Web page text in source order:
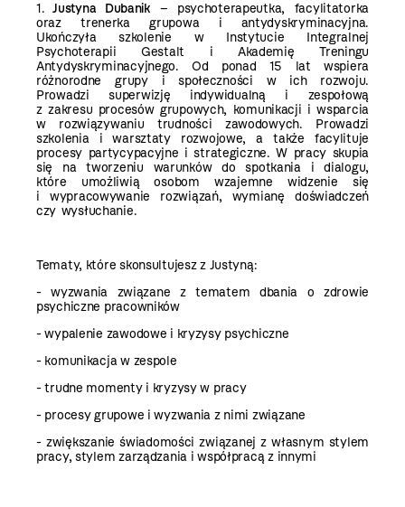
1.Justyna Dubanik– psychoterapeutka, facylitatorka
oraz trenerka grupowa i antydyskryminacyjna.
Ukończyła szkolenie w Instytucie Integralnej
Psychoterapii Gestalt i Akademię Treningu
Antydyskryminacyjnego. Od ponad 15 lat wspiera
różnorodne grupy i społeczności w ich rozwoju.
Prowadzi superwizję indywidualną i zespołową
z zakresu procesów grupowych, komunikacji i wsparcia
w rozwiązywaniu trudności zawodowych. Prowadzi
szkolenia i warsztaty rozwojowe, a także facylituje
procesy partycypacyjne i strategiczne. W pracy skupia
się na tworzeniu warunków do spotkania i dialogu,
które umożliwią osobom wzajemne widzenie się
i wypracowywanie rozwiązań, wymianę doświadczeń
czy wysłuchanie.
Tematy, które skonsultujesz z Justyną:
- wyzwania związane z tematem dbania o zdrowie
psychiczne pracowników
- wypalenie zawodowe i kryzysy psychiczne
- komunikacja w zespole
- trudne momenty i kryzysy w pracy
- procesy grupowe i wyzwania z nimi związane
- zwiększanie świadomości związanej z własnym stylem
pracy, stylem zarządzania i współpracą z innymi